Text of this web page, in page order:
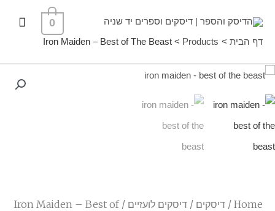
0
דף הבית Products
Iron Maiden – Best of The Beast
Home
/ דיסקים / דיסקים לועזיים
/ Iron Maiden – Best of